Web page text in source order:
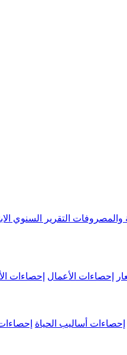
والمصروفات التقرير السنوي
إحصاءات الأعمال إحصاءات
إحصاءات أساليب الحياة